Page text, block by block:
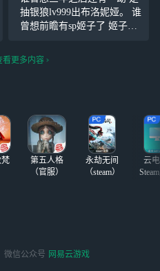
吗在线急 #崩坏：星穹铁道#
抽银狼lv999出布洛妮娅。 谁
曾想前瞻有sp姬子了 姬子姐
命时候就来了 好难绷
看更多内容
第五人格
（官服）
永劫无间
（steam）
云
微信公众号 网易云游戏